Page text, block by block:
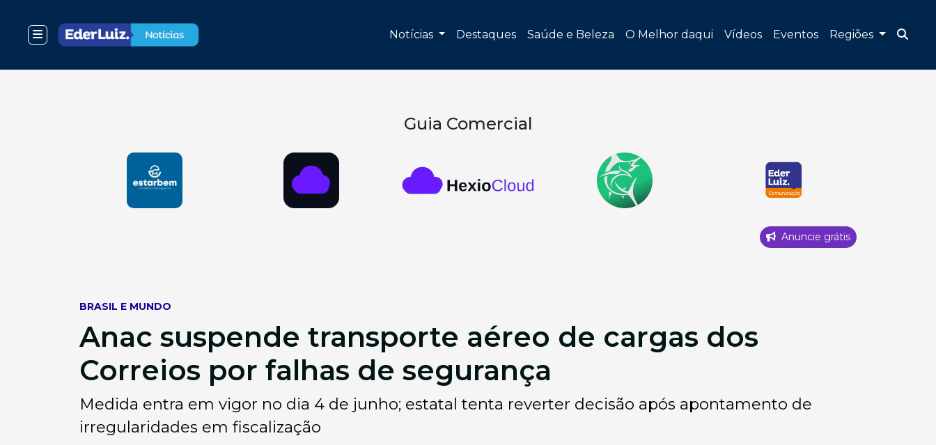
Notícias Destaques Saúde e Beleza O Melhor daqui Vídeos Eventos Regiões
Guia Comercial
Anuncie grátis
BRASIL E MUNDO
Anac suspende transporte aéreo de cargas dos
Correios por falhas de segurança
Medida entra em vigor no dia 4 de junho; estatal tenta reverter decisão após apontamento de
irregularidades em fiscalização